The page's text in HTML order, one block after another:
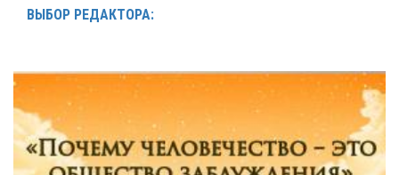
ВЫБОР РЕДАКТОРА: